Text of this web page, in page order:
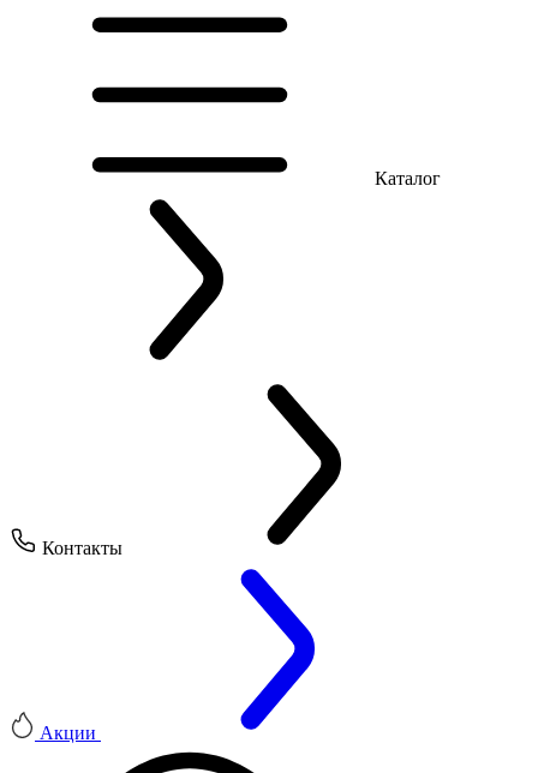
Каталог
Контакты
Акции